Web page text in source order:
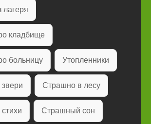
лагеря
кладбище
больницу Утопленники
Страшно в лесу
Страшный сон